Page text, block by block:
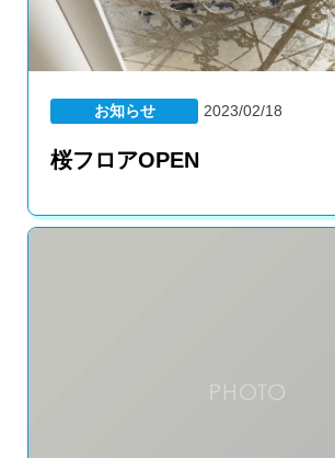
お知らせ 2023/02/18
桜フロアOPEN